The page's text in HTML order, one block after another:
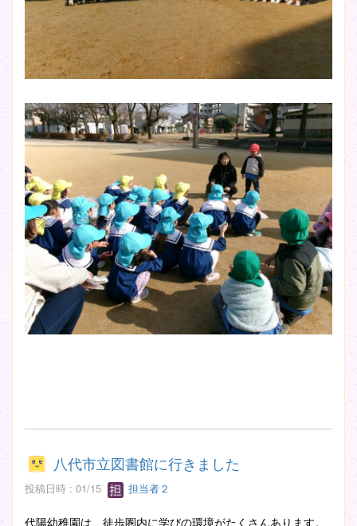
八代市立図書館に行きました
投稿日時 : 01/15 担当者２
代陽幼稚園は、徒歩圏内に学びの環境がたくさんあります。